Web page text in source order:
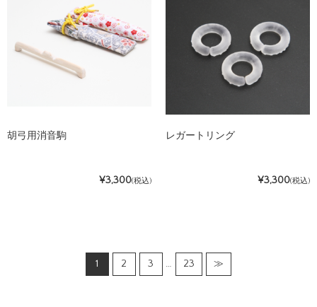
胡弓用消音駒
¥3,300(税込)
レガートリング
¥3,300(税込)
1 2 3 … 23 ≫